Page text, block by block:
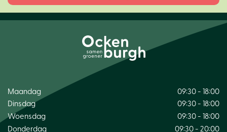
Maandag
09:30 - 18:00
Dinsdag
09:30 - 18:00
Woensdag
09:30 - 18:00
Donderdag
09:30 - 20:00